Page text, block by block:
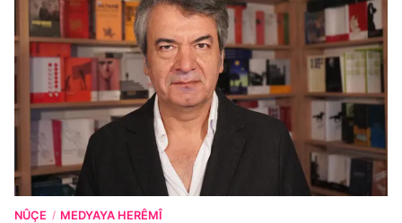
NÛÇE / MEDYAYA HERÊMÎ